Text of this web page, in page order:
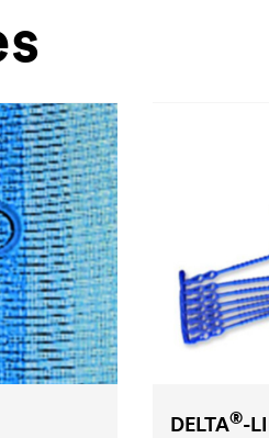
DELTA®-